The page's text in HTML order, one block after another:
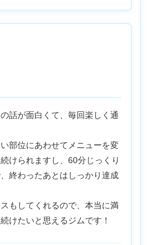
話が面白くて、毎回楽しく通
部位にあわせてメニューを変
けられますし、60分じっくり
終わったあとはしっかり達成
もしてくれるので、本当に満
けたいと思えるジムです！